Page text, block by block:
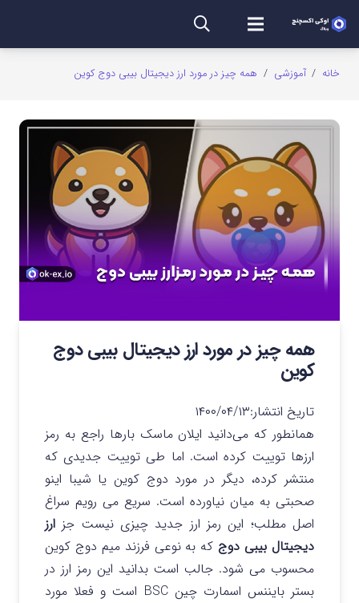
خانه / آموزشی / همه چیز در مورد ارز دیجیتال بیبی دوج کوین
همه چیز در مورد ارز دیجیتال بیبی دوج
کوین
تاریخ انتشار:۱۴۰۰/۰۴/۱۳
همانطور که می‌دانید ایلان ماسک بارها راجع به رمز
ارزها توییت کرده است. اما طی توییت جدیدی که
منتشر کرده، دیگر در مورد دوج کوین یا شیبا اینو
صحبتی به میان نیاورده است. سریع می رویم سراغ
اصل مطلب؛ این رمز ارز جدید چیزی نیست جز ارز
دیجیتال بیبی دوجکه به نوعی فرزند میم دوج کوین
محسوب می شود. جالب است بدانید این رمز ارز در
بستر بایننس اسمارت چین BSC است و فعلا مورد